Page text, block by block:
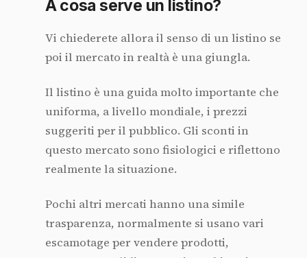
A cosa serve un listino?
Vi chiederete allora il senso di un listino se
poi il mercato in realtà è una giungla.
Il listino è una guida molto importante che
uniforma, a livello mondiale, i prezzi
suggeriti per il pubblico. Gli sconti in
questo mercato sono fisiologici e riflettono
realmente la situazione.
Pochi altri mercati hanno una simile
trasparenza, normalmente si usano vari
escamotage per vendere prodotti,